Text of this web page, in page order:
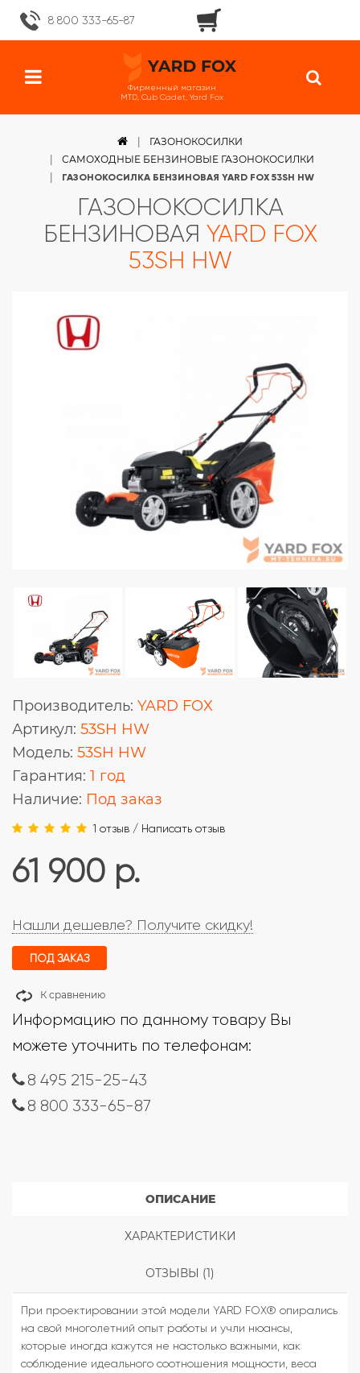
8 800 333-65-87
Фирменный магазин
MTD, Cub Cadet, Yard Fox
ГАЗОНОКОСИЛКИ
САМОХОДНЫЕ БЕНЗИНОВЫЕ ГАЗОНОКОСИЛКИ
ГАЗОНОКОСИЛКА БЕНЗИНОВАЯ YARD FOX 53SH HW
ГАЗОНОКОСИЛКА
БЕНЗИНОВАЯ YARD FOX
53SH HW
Производитель: YARD FOX
Артикул: 53SH HW
Модель: 53SH HW
Гарантия: 1 год
Наличие: Под заказ
1 отзыв / Написать отзыв
61 900 р.
Нашли дешевле? Получите скидку!
ПОД ЗАКАЗ
К сравнению
Информацию по данному товару Вы
можете уточнить по телефонам:
8 495 215-25-43
8 800 333-65-87
ОПИСАНИЕ
ХАРАКТЕРИСТИКИ
ОТЗЫВЫ (1)
При проектировании этой модели YARD FOX® опирались
на свой многолетний опыт работы и учли нюансы,
которые иногда кажутся не настолько важными, как
соблюдение идеального соотношения мощности, веса